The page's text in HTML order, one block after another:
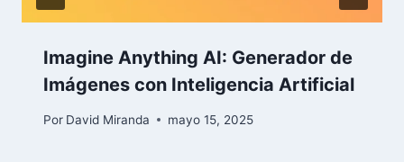
Imagine Anything AI: Generador de
Imágenes con Inteligencia Artificial
Por David Miranda mayo 15, 2025